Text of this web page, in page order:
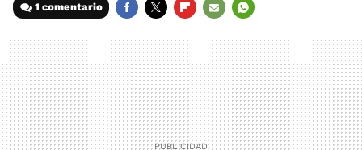
1 comentario
MAIL